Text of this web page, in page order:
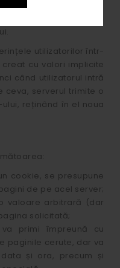
cookie-ului, și la
ul, navigatorul
utilizatorilor într-
creat cu valori implicite
când utilizatorul intră
serverul trimite o
reținând în el noua
cookie, se presupune
de pe acel server;
valoare arbitrară (dar
solicitată;
primi împreună cu
paginile cerute, dar va
și ora, precum și